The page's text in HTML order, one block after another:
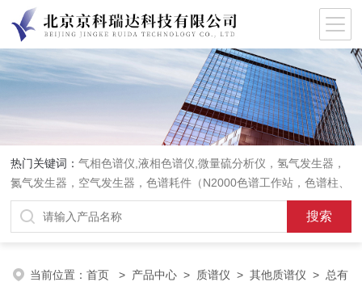
热门关键词：气相色谱仪,液相色谱仪,微量硫分析仪，氢气发生器，
氮气发生器，空气发生器，色谱耗件（N2000色谱工作站，色谱柱、
阀件、进样器、色谱担体），顶空进样器，热解析仪，紫外分光光度
计，原子吸收分光光度计，傅立叶红外光谱仪，分析天平等常规实验
当前位置：首页 > 产品中心 > 质谱仪 >其他质谱仪 > 总有